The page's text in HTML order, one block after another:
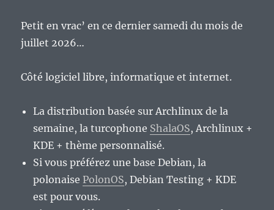
Petit en vrac’ en ce dernier samedi du mois de
juillet 2026…
Côté logiciel libre, informatique et internet.
La distribution basée sur Archlinux de la
semaine, la turcophone ShalaOS, Archlinux +
KDE + thème personnalisé.
Si vous préférez une base Debian, la
polonaise PolonOS, Debian Testing + KDE
est pour vous.